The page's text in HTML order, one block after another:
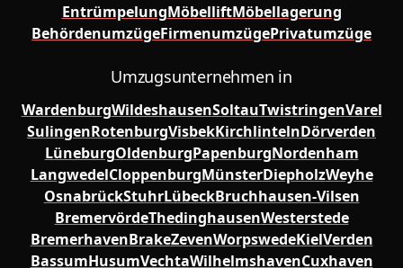
EntrümpelungMöbelliftMöbellagerung
BehördenumzügeFirmenumzügePrivatumzüge
Umzugsunternehmen in
WardenburgWildeshausenSoltauTwistringenVarel
SulingenRotenburgVisbekKirchlintelnDörverden
LüneburgOldenburgPapenburgNordenham
LangwedelCloppenburgMünsterDiepholzWeyhe
OsnabrückStuhrLübeckBruchhausen-Vilsen
BremervördeThedinghausenWesterstede
BremerhavenBrakeZevenWorpswedeKielVerden
BassumHusumVechtaWilhelmshavenCuxhaven